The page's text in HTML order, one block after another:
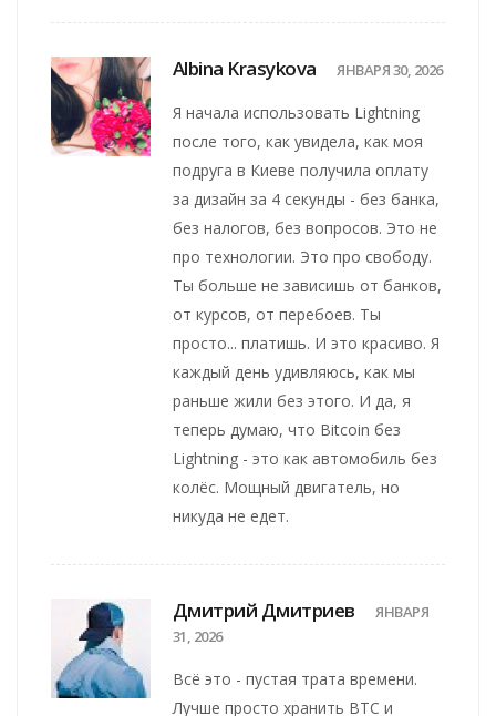
Albina Krasykova ЯНВАРЯ 30, 2026
Я начала использовать Lightning
после того, как увидела, как моя
подруга в Киеве получила оплату
за дизайн за 4 секунды - без банка,
без налогов, без вопросов. Это не
про технологии. Это про свободу.
Ты больше не зависишь от банков,
от курсов, от перебоев. Ты
просто... платишь. И это красиво. Я
каждый день удивляюсь, как мы
раньше жили без этого. И да, я
теперь думаю, что Bitcoin без
Lightning - это как автомобиль без
колёс. Мощный двигатель, но
никуда не едет.
Дмитрий Дмитриев
ЯНВАРЯ
31, 2026
Всё это - пустая трата времени.
Лучше просто хранить BTC и